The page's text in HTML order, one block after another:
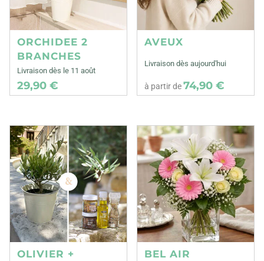
ORCHIDEE 2
BRANCHES
Livraison dès le 11 août
29,90 €
AVEUX
Livraison dès aujourd'hui
à partir de74,90 €
OLIVIER +
BEL AIR